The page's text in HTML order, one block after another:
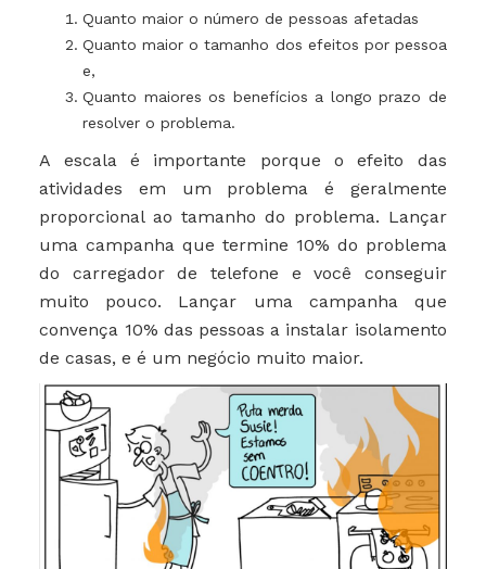
Quanto maior o número de pessoas afetadas
Quanto maior o tamanho dos efeitos por pessoa
e,
Quanto maiores os benefícios a longo prazo de
resolver o problema.
A escala é importante porque o efeito das
atividades em um problema é geralmente
proporcional ao tamanho do problema. Lançar
uma campanha que termine 10% do problema
do carregador de telefone e você conseguir
muito pouco. Lançar uma campanha que
convença 10% das pessoas a instalar isolamento
de casas, e é um negócio muito maior.